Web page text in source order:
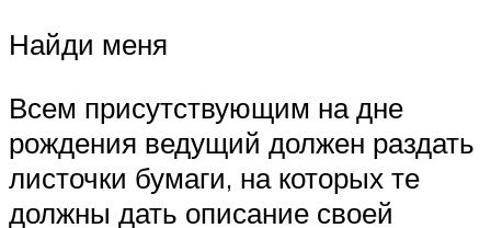
Найди меня
Всем присутствующим на дне
рождения ведущий должен раздать
листочки бумаги, на которых те
должны дать описание своей